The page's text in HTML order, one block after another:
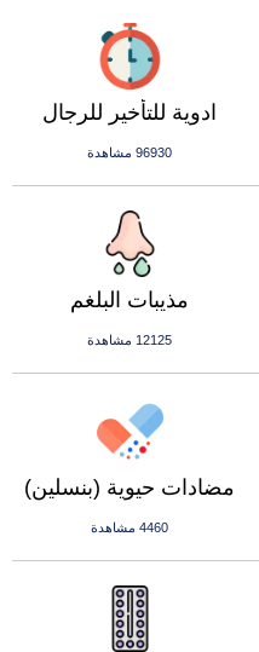
ادوية للتأخير للرجال
96930 مشاهدة
مذيبات البلغم
12125 مشاهدة
مضادات حيوية (بنسلين)
4460 مشاهدة